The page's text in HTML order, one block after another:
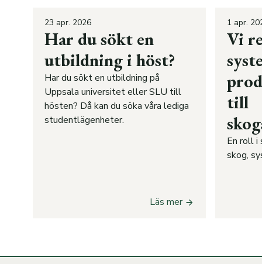
23 apr. 2026
Har du sökt en
utbildning i höst?
Har du sökt en utbildning på
Uppsala universitet eller SLU till
hösten? Då kan du söka våra lediga
studentlägenheter.
Läs mer
1 apr.
Vi
till
En roll i
skog,